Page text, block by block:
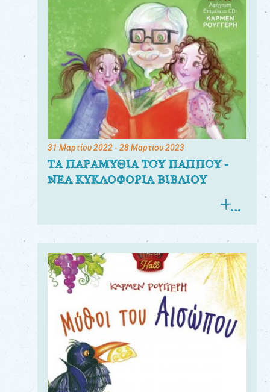
31 Μαρτίου 2022- 28 Μαρτίου 2023
ΤΑ ΠΑΡΑΜΥΘΙΑ ΤΟΥ ΠΑΠΠΟΥ -
ΝΕΑ ΚΥΚΛΟΦΟΡΙΑ ΒΙΒΛΙΟΥ